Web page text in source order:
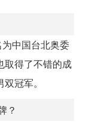
中国台北奥委
取得了不错的成
冠军。
？